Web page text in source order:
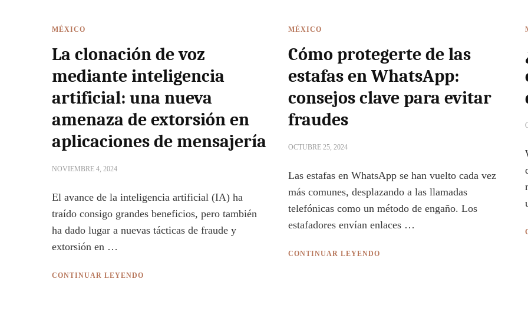
MÉXICO
La clonación de voz
mediante inteligencia
artificial: una nueva
amenaza de extorsión en
aplicaciones de mensajería
NOVIEMBRE 4, 2024
El avance de la inteligencia artificial (IA) ha
traído consigo grandes beneficios, pero también
ha dado lugar a nuevas tácticas de fraude y
extorsión en …
CONTINUAR LEYENDO
MÉXICO
Cómo protegerte de las
estafas en WhatsApp:
consejos clave para evitar
fraudes
OCTUBRE 25, 2024
Las estafas en WhatsApp se han vuelto cada vez
más comunes, desplazando a las llamadas
telefónicas como un método de engaño. Los
estafadores envían enlaces …
CONTINUAR LEYENDO